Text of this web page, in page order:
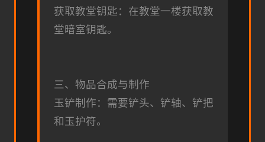
获取教堂钥匙：在教堂一楼获取教
堂暗室钥匙。
三、物品合成与制作
玉铲制作：需要铲头、铲轴、铲把
和玉护符。